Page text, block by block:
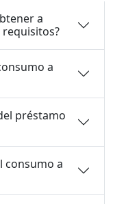
a
requisitos?
a
préstamo
consumo a